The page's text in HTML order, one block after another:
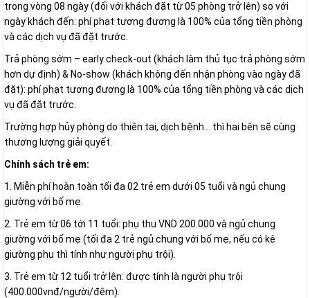
trong vòng 08 ngày (đối với khách đặt từ 05 phòng trở lên) so với
ngày khách đến: phí phạt tương đương là 100% của tổng tiền phòng
và các dịch vụ đã đặt trước.
Trả phòng sớm – early check-out (khách làm thủ tục trả phòng sớm
hơn dự định) & No-show (khách không đến nhận phòng vào ngày đã
đặt): phí phạt tương đương là 100% của tổng tiền phòng và các dịch
vụ đã đặt trước.
Trường hợp hủy phòng do thiên tai, dịch bệnh… thì hai bên sẽ cùng
thương lượng giải quyết.
Chính sách trẻ em:
1. Miễn phí hoàn toàn tối đa 02 trẻ em dưới 05 tuổi và ngủ chung
giường với bố mẹ.
2. Trẻ em từ 06 tới 11 tuổi: phụ thu VND 200.000 và ngủ chung
giường với bố mẹ (tối đa 2 trẻ ngủ chung với bố mẹ, nếu có kê
giường phụ thì tính như người phụ trội).
3. Trẻ em từ 12 tuổi trở lên: được tính là người phụ trội
(400.000vnđ/người/đêm).